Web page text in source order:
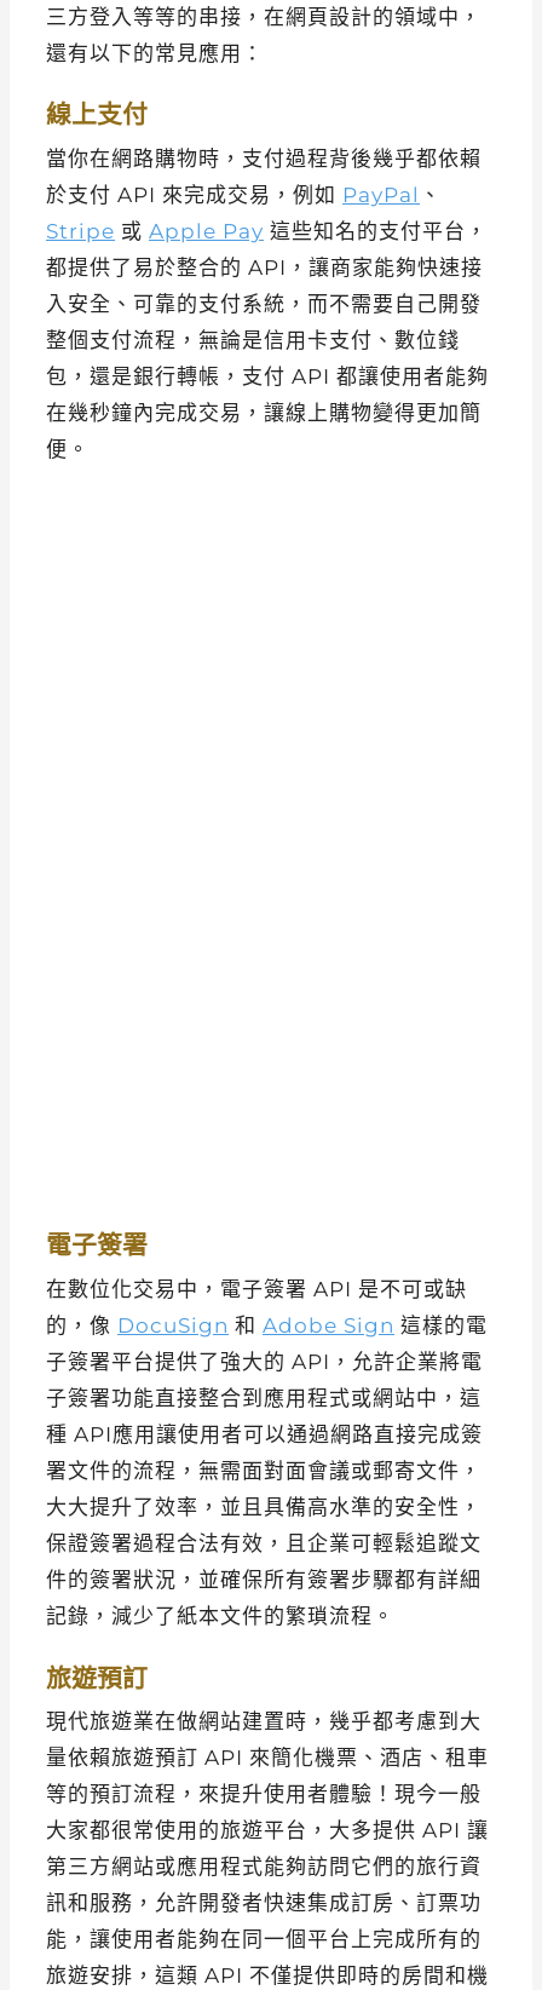
三方登入等等的串接，在網頁設計的領域中，
還有以下的常見應用：
線上支付
當你在網路購物時，支付過程背後幾乎都依賴
於支付 API 來完成交易，例如 PayPal 、
Stripe 或 Apple Pay 這些知名的支付平台，
都提供了易於整合的 API，讓商家能夠快速接
入安全、可靠的支付系統，而不需要自己開發
整個支付流程，無論是信用卡支付、數位錢
包，還是銀行轉帳，支付 API 都讓使用者能夠
在幾秒鐘內完成交易，讓線上購物變得更加簡
便。
電子簽署
在數位化交易中，電子簽署 API 是不可或缺
的，像 DocuSign 和 Adobe Sign 這樣的電
子簽署平台提供了強大的 API，允許企業將電
子簽署功能直接整合到應用程式或網站中，這
種 API應用讓使用者可以通過網路直接完成簽
署文件的流程，無需面對面會議或郵寄文件，
大大提升了效率，並且具備高水準的安全性，
保證簽署過程合法有效，且企業可輕鬆追蹤文
件的簽署狀況，並確保所有簽署步驟都有詳細
記錄，減少了紙本文件的繁瑣流程。
旅遊預訂
現代旅遊業在做網站建置時，幾乎都考慮到大
量依賴旅遊預訂 API 來簡化機票、酒店、租車
等的預訂流程，來提升使用者體驗！現今一般
大家都很常使用的旅遊平台，大多提供 API 讓
第三方網站或應用程式能夠訪問它們的旅行資
訊和服務，允許開發者快速集成訂房、訂票功
能，讓使用者能夠在同一個平台上完成所有的
旅遊安排，這類 API 不僅提供即時的房間和機